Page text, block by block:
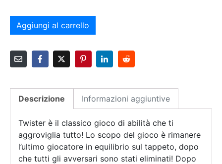
Aggiungi al carrello
Descrizione Informazioni aggiuntive
Twister è il classico gioco di abilità che ti
aggroviglia tutto! Lo scopo del gioco è rimanere
l’ultimo giocatore in equilibrio sul tappeto, dopo
che tutti gli avversari sono stati eliminati! Dopo